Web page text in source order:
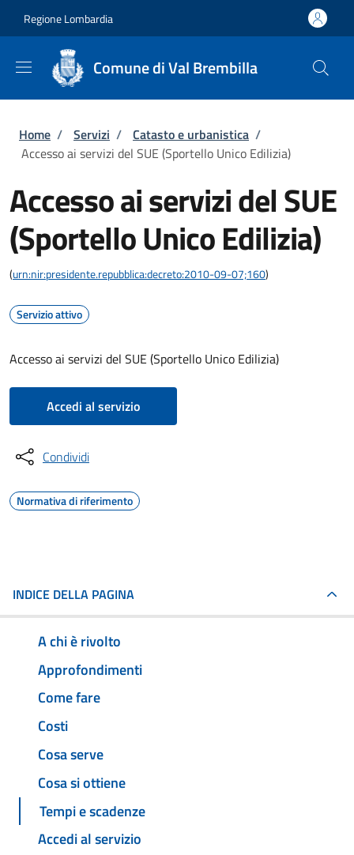
Regione Lombardia
Comune di Val Brembilla
Briciole di pane
Home / Servizi / Catasto e urbanistica /
Accesso ai servizi del SUE (Sportello Unico Edilizia)
Accesso ai servizi del SUE
(Sportello Unico Edilizia)
(urn:nir:presidente.repubblica:decreto:2010-09-07;160)
Servizio attivo
Accesso ai servizi del SUE (Sportello Unico Edilizia)
Accedi al servizio
Condividi
Normativa di riferimento
INDICE DELLA PAGINA
A chi è rivolto
Approfondimenti
Come fare
Costi
Cosa serve
Cosa si ottiene
Tempi e scadenze
Accedi al servizio